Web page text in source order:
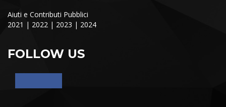
Aiuti e Contributi Pubblici
2021 | 2022 | 2023 | 2024
FOLLOW US